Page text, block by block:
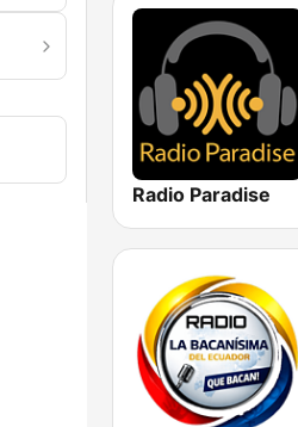
Radio Paradise